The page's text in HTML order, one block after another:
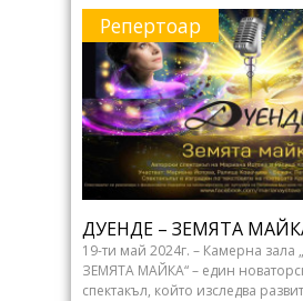
Репертоар
ДУЕНДЕ – ЗЕМЯТА
19-ти май 2024г. – Камерна зала
ЗЕМЯТА МАЙКА“ – един
спектакъл, който изследва